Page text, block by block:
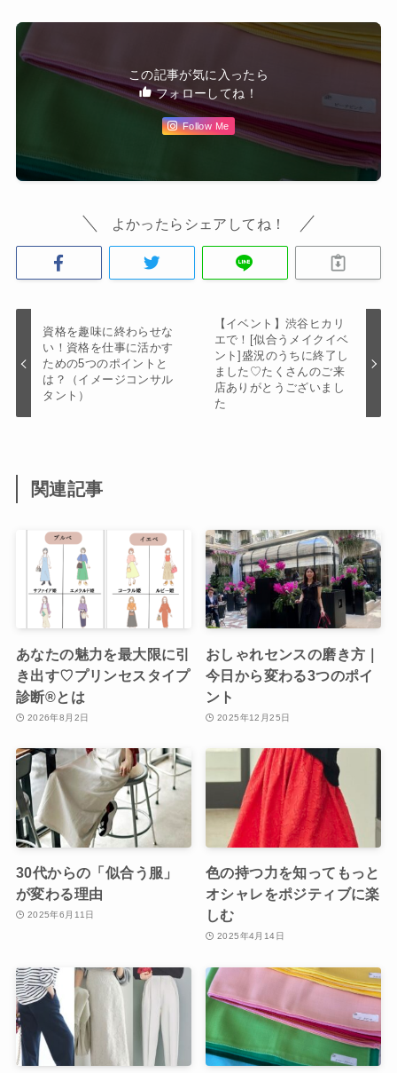
この記事が気に入ったら
フォローしてね！
Follow Me
よかったらシェアしてね！
資格を趣味に終わらせな
い！資格を仕事に活かす
ための5つのポイントと
は？（イメージコンサル
タント）
【イベント】渋谷ヒカリ
エで！[似合うメイクイベ
ント]盛況のうちに終了し
ました♡たくさんのご来
店ありがとうございまし
た
関連記事
あなたの魅力を最大限に引
き出す♡プリンセスタイプ
診断®︎とは
2026年8月2日
おしゃれセンスの磨き方｜
今日から変わる3つのポイ
ント
2025年12月25日
30代からの「似合う服」
が変わる理由
2025年6月11日
色の持つ力を知ってもっと
オシャレをポジティブに楽
しむ
2025年4月14日